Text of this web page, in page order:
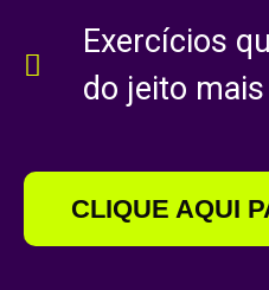
Exercícios
do jeito
CLIQUE AQUI